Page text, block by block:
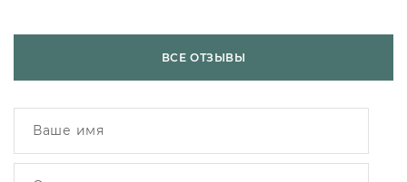
ВСЕ ОТЗЫВЫ